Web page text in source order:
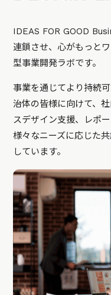
IDEAS FOR GOOD
連鎖させ、心がもっと
型事業開発ラボです。
事業を通じてより持続
治体の皆様に向けて、
スデザイン支援、レポ
様々なニーズに応じた
しています。